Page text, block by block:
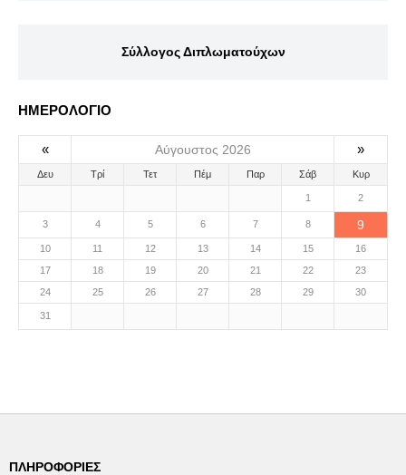
Σύλλογος Διπλωματούχων
ΗΜΕΡΟΛΟΓΙΟ
« Αύγουστος 2026 »
Δευ Τρί Τετ Πέμ Παρ Σάβ Κυρ
1 2
3 4 5 6 7 8 9
10 11 12 13 14 15
16
17
18 19 20 21 22
23
24
25 26 27 28 29 30
31
ΠΛΗΡΟΦΟΡΊΕΣ